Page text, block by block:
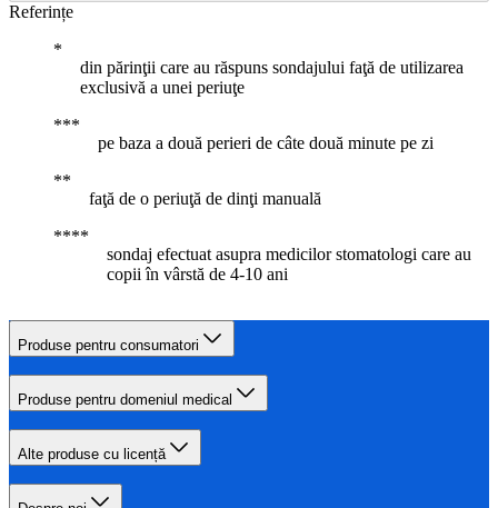
Referințe
din părinţii care au răspuns sondajului faţă de utilizarea
exclusivă a unei periuţe
pe baza a două perieri de câte două minute pe zi
faţă de o periuţă de dinţi manuală
sondaj efectuat asupra medicilor stomatologi care au
copii în vârstă de 4-10 ani
Produse pentru consumatori
Produse pentru domeniul medical
Alte produse cu licență